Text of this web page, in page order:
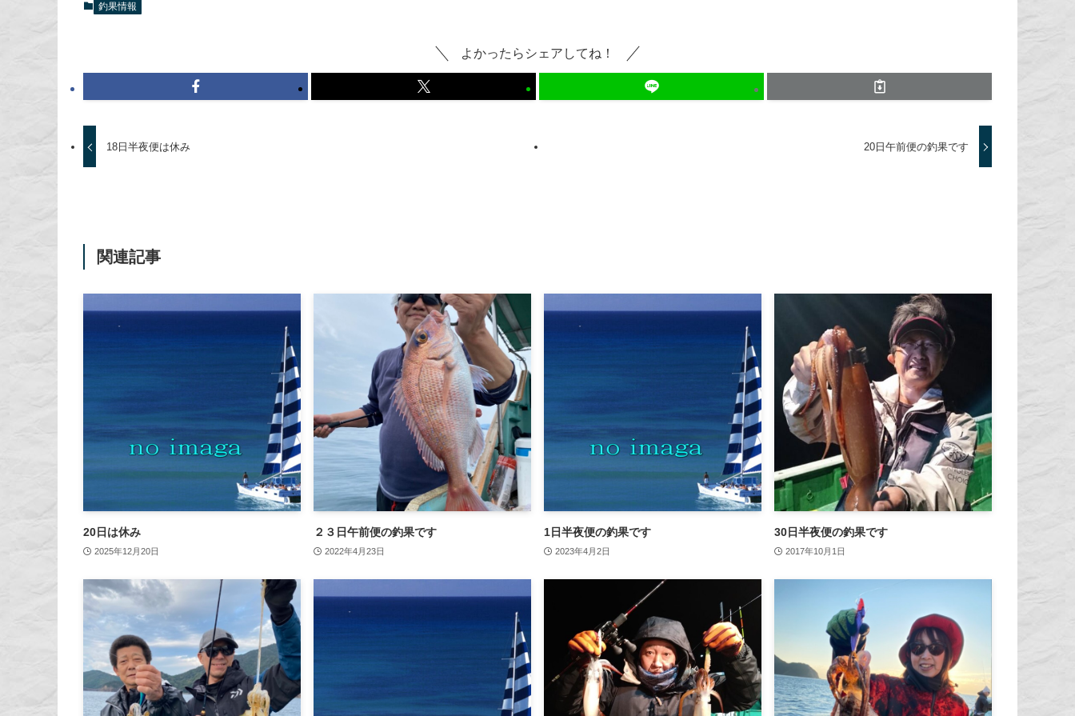
釣果情報
よかったらシェアしてね！
18日半夜便は休み 20日午前便の釣果です
関連記事
20日は休み
2025年12月20日
２３日午前便の釣果です
2022年4月23日
1日半夜便の釣果です
2023年4月2日
30日半夜便の釣果です
2017年10月1日